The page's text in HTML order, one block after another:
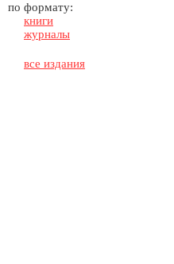
по формату:
книги
журналы
все издания